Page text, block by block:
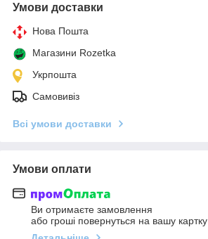
Умови доставки
Нова Пошта
Магазини Rozetka
Укрпошта
Самовивіз
Всі умови доставки
Умови оплати
Ви отримаєте замовлення
або гроші повернуться на вашу картку